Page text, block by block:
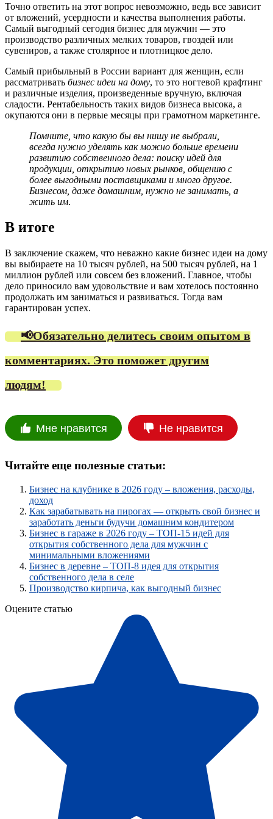
Точно ответить на этот вопрос невозможно, ведь все зависит
от вложений, усердности и качества выполнения работы.
Самый выгодный сегодня бизнес для мужчин — это
производство различных мелких товаров, гвоздей или
сувениров, а также столярное и плотницкое дело.
Самый прибыльный в России вариант для женщин, если
рассматривать бизнес идеи на дому, то это ногтевой крафтинг
и различные изделия, произведенные вручную, включая
сладости. Рентабельность таких видов бизнеса высока, а
окупаются они в первые месяцы при грамотном маркетинге.
Помните, что какую бы вы нишу не выбрали,
всегда нужно уделять как можно больше времени
развитию собственного дела: поиску идей для
продукции, открытию новых рынков, общению с
более выгодными поставщиками и много другое.
Бизнесом, даже домашним, нужно не занимать, а
жить им.
В итоге
В заключение скажем, что неважно какие бизнес идеи на дому
вы выбираете на 10 тысяч рублей, на 500 тысяч рублей, на 1
миллион рублей или совсем без вложений. Главное, чтобы
дело приносило вам удовольствие и вам хотелось постоянно
продолжать им заниматься и развиваться. Тогда вам
гарантирован успех.
📢Обязательно делитесь своим опытом в
комментариях. Это поможет другим
людям!
Мне нравится Не нравится
Читайте еще полезные статьи:
Бизнес на клубнике в 2026 году – вложения, расходы,
доход
Как зарабатывать на пирогах — открыть свой бизнес и
заработать деньги будучи домашним кондитером
Бизнес в гараже в 2026 году – ТОП-15 идей для
открытия собственного дела для мужчин с
минимальными вложениями
Бизнес в деревне – ТОП-8 идея для открытия
собственного дела в селе
Производство кирпича, как выгодный бизнес
Оцените статью